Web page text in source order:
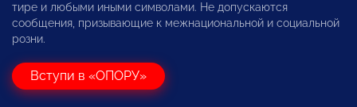
тире и любыми иными символами. Не допускаются
сообщения, призывающие к межнациональной и социальной
розни.
Вступи в «ОПОРУ»